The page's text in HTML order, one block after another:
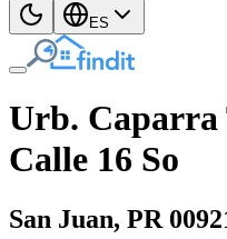
ES
Urb. Caparra
Calle 16 So
San Juan, PR